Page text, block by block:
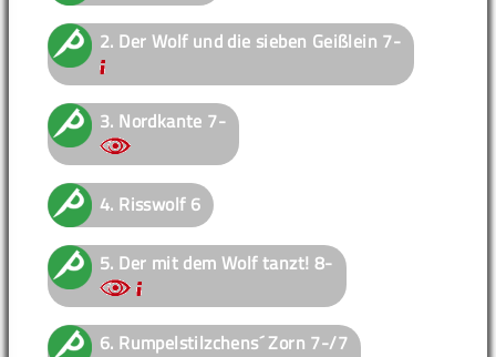
2. Der Wolf und die sieben Geißlein 7-
3. Nordkante 7-
4. Risswolf6
5. Der mit dem Wolf tanzt! 8-
6. Rumpelstilzchens´ Zorn 7-/7